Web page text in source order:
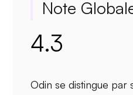
Note
4.3
Odin se distingue par